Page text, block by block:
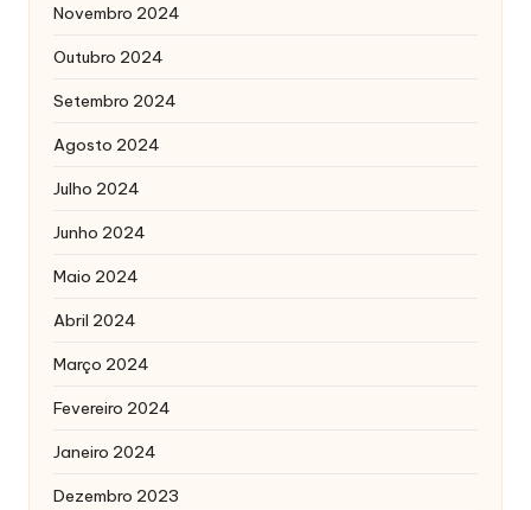
Novembro 2024
Outubro 2024
Setembro 2024
Agosto 2024
Julho 2024
Junho 2024
Maio 2024
Abril 2024
Março 2024
Fevereiro 2024
Janeiro 2024
Dezembro 2023